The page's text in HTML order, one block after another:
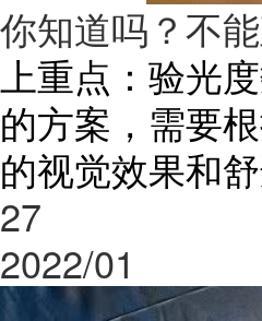
你知道吗？不
上重点：验光
的方案，需要
的视觉效果和舒
27
2022/01